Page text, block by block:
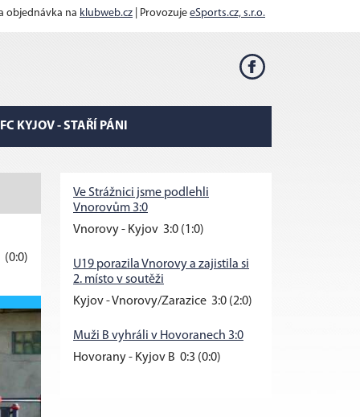
objednávka na klubweb.cz | Provozuje eSports.cz, s.r.o.
FC KYJOV - STAŘÍ PÁNI
(0:0)
Ve Strážnici jsme podlehli
Vnorovům 3:0
Vnorovy - Kyjov 3:0 (1:0)
U19 porazila Vnorovy a zajistila si
2. místo v soutěži
Kyjov - Vnorovy/Zarazice 3:0 (2:0)
Muži B vyhráli v Hovoranech 3:0
Hovorany - Kyjov B 0:3 (0:0)